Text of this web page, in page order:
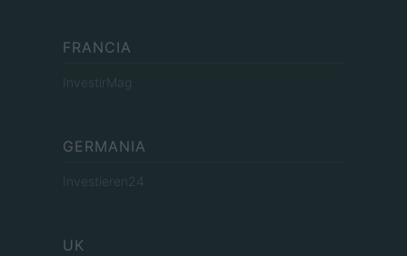
FRANCIA
InvestirMag
GERMANIA
Investieren24
UK